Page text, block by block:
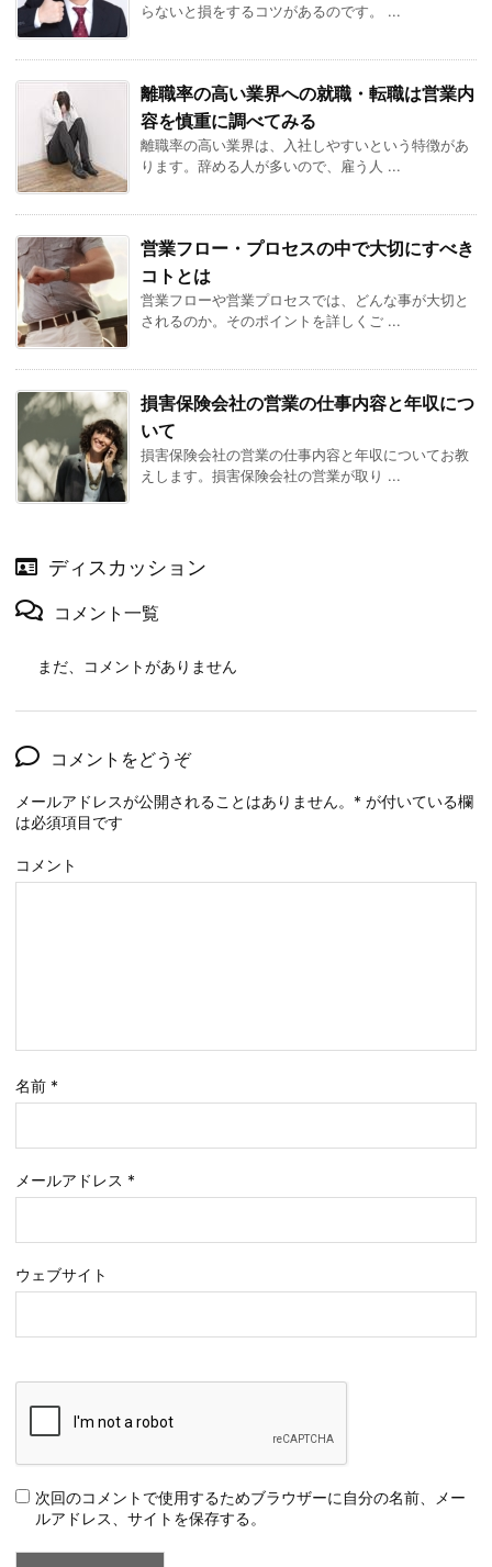
らないと損をするコツがあるのです。 ...
離職率の高い業界への就職・転職は営業内
容を慎重に調べてみる
離職率の高い業界は、入社しやすいという特徴があ
ります。辞める人が多いので、雇う人 ...
営業フロー・プロセスの中で大切にすべき
コトとは
営業フローや営業プロセスでは、どんな事が大切と
されるのか。そのポイントを詳しくご ...
損害保険会社の営業の仕事内容と年収につ
いて
損害保険会社の営業の仕事内容と年収についてお教
えします。損害保険会社の営業が取り ...
ディスカッション
コメント一覧
まだ、コメントがありません
コメントをどうぞ
メールアドレスが公開されることはありません。 * が付いている欄
は必須項目です
コメント
名前 *
メールアドレス *
ウェブサイト
次回のコメントで使用するためブラウザーに自分の名前、メー
ルアドレス、サイトを保存する。